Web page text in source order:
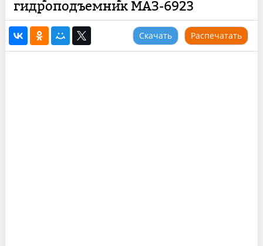
гидроподъемник МАЗ-6923
Скачать Распечатать